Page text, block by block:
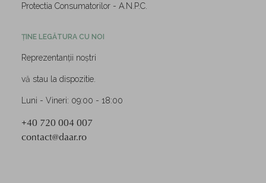
Protectia Consumatorilor - A.N.P.C.
ȚINE LEGĂTURA CU NOI
Reprezentanții noștri
vă stau la dispozitie.
Luni - Vineri: 09:00 - 18:00
+40 720 004 007
contact@daar.ro